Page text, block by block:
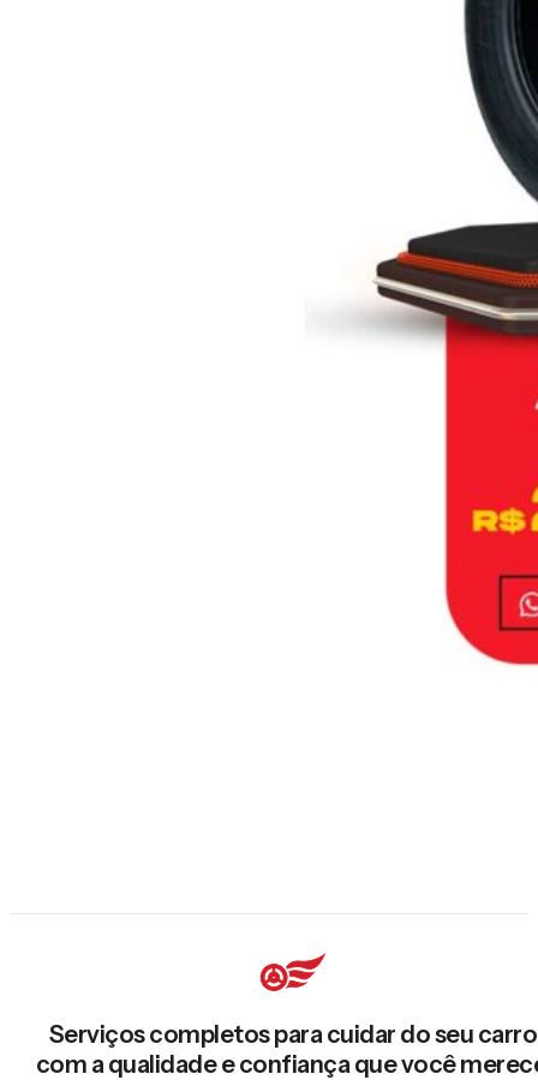
Serviços completos para cuidar do seu carro
com a qualidade e confiança que você